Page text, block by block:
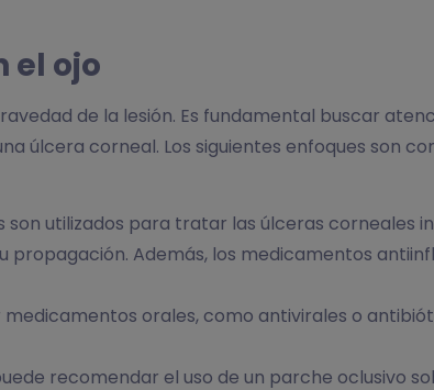
el ojo
de la lesión. Es fundamental buscar
úlcera corneal. Los siguientes enfoques son
utilizados para tratar las úlceras corneales
Además, los medicamentos
orales, como antivirales o
recomendar el uso de un parche oclusivo